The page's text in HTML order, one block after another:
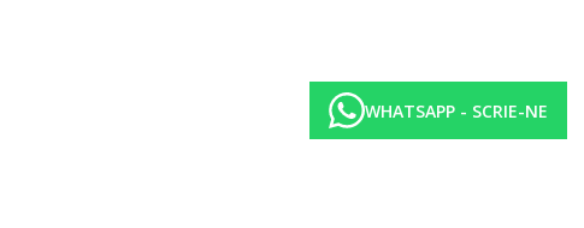
WHATSAPP - SCRIE-NE